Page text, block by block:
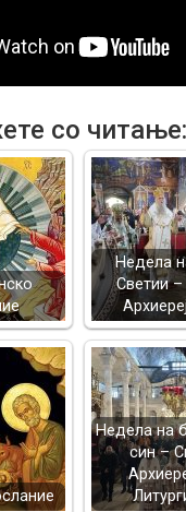
со читање:
Недела
Светии –
Недела на
син –